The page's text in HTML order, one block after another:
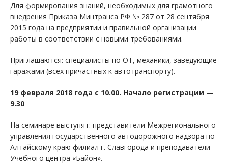
Для формирования знаний, необходимых для грамотного
внедрения Приказа Минтранса РФ № 287 от 28 сентября
2015 года на предприятии и правильной организации
работы в соответствии с новыми требованиями.
Приглашаются: специалисты по ОТ, механики, заведующие
гаражами (всех причастных к автотранспорту).
19 февраля 2018 года с 10.00. Начало регистрации —
9.30
На семинаре выступят: представители Межрегионального
управления государственного автодорожного надзора по
Алтайскому краю филиал г. Славгорода и преподаватели
Учебного центра «Байон».